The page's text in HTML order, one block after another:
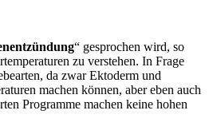
“ gesprochen wird, so
zu verstehen. In Frage
da zwar Ektoderm und
machen können, aber eben auch
Programme machen keine hohen